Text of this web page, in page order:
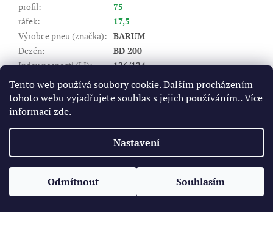
Tento web používá soubory cookie. Dalším procházením
tohoto webu vyjadřujete souhlas s jejich používáním.. Více
informacízde.
Nastavení
Odmítnout Souhlasím
profil:
75
ráfek:
17,5
Výrobce pneu (značka): BARUM
Dezén:
BD 200
Index nosnosti (LI):
126/124
Rychlostní index (SI)
M - do 130 km/hod
Valivý odpor :
D
Záběr na mokru
t
Vytvořil Shoptet